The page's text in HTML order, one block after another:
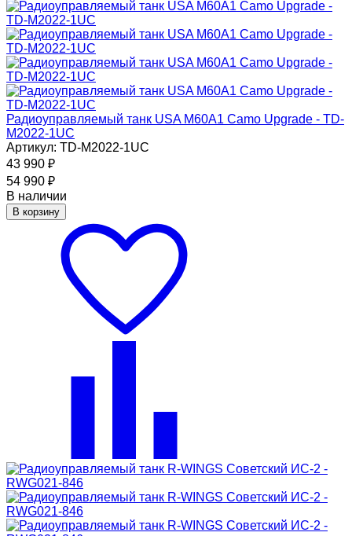
Радиоуправляемый танк USA M60A1 Camo Upgrade - TD-
M2022-1UC
Артикул: TD-M2022-1UC
43 990 ₽
54 990 ₽
В наличии
В корзину